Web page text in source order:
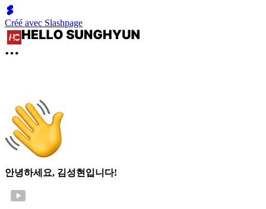
Créé avec Slashpage
안녕하세요, 김성현입니다!